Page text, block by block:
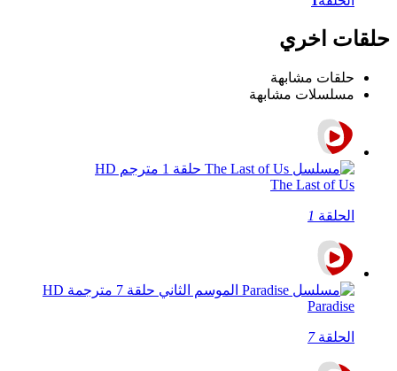
حلقات اخري
حلقات مشابهة
مسلسلات مشابهة
The Last of Us
الحلقة 1
Paradise
الحلقة7